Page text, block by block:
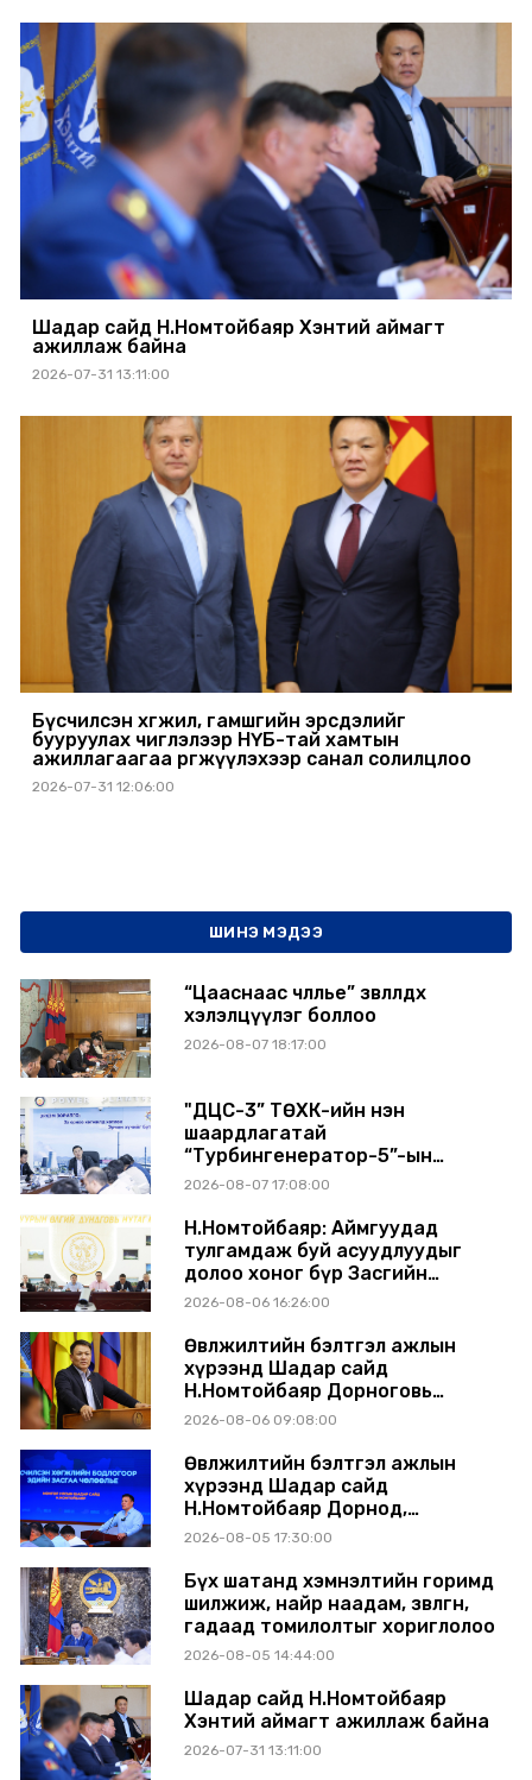
Шадар сайд Н.Номтойбаяр Хэнтий аймагт
ажиллаж байна
2026-07-31 13:11:00
Бүсчилсэн хөгжил, гамшгийн эрсдэлийг
бууруулах чиглэлээр НҮБ-тай хамтын
ажиллагаагаа өргөжүүлэхээр санал солилцлоо
2026-07-31 12:06:00
ШИНЭ МЭДЭЭ
“Цааснаас чөлөөлье” зөвлөлдөх
хэлэлцүүлэг боллоо
2026-08-07 18:17:00
"ДЦС-3” ТӨХК-ийн нэн
шаардлагатай
“Турбингенератор-5”-ын
шинэчлэлийн төсвийг
2026-08-07 17:08:00
Н.Номтойбаяр: Аймгуудад
тулгамдаж буй асуудлуудыг
долоо хоног бүр Засгийн
газрын хуралдаанд
2026-08-06 16:26:00
Өвөлжилтийн бэлтгэл ажлын
хүрээнд Шадар сайд
Н.Номтойбаяр Дорноговь
аймагт ажиллав
2026-08-06 09:08:00
Өвөлжилтийн бэлтгэл ажлын
хүрээнд Шадар сайд
Н.Номтойбаяр Дорнод,
Сүхбаатар аймагт ажиллав
2026-08-05 17:30:00
Бүх шатанд хэмнэлтийн горимд
шилжиж, найр наадам, зөвлөгөөн,
гадаад томилолтыг хориглолоо
2026-08-05 14:44:00
Шадар сайд Н.Номтойбаяр
Хэнтий аймагт ажиллаж байна
2026-07-31 13:11:00